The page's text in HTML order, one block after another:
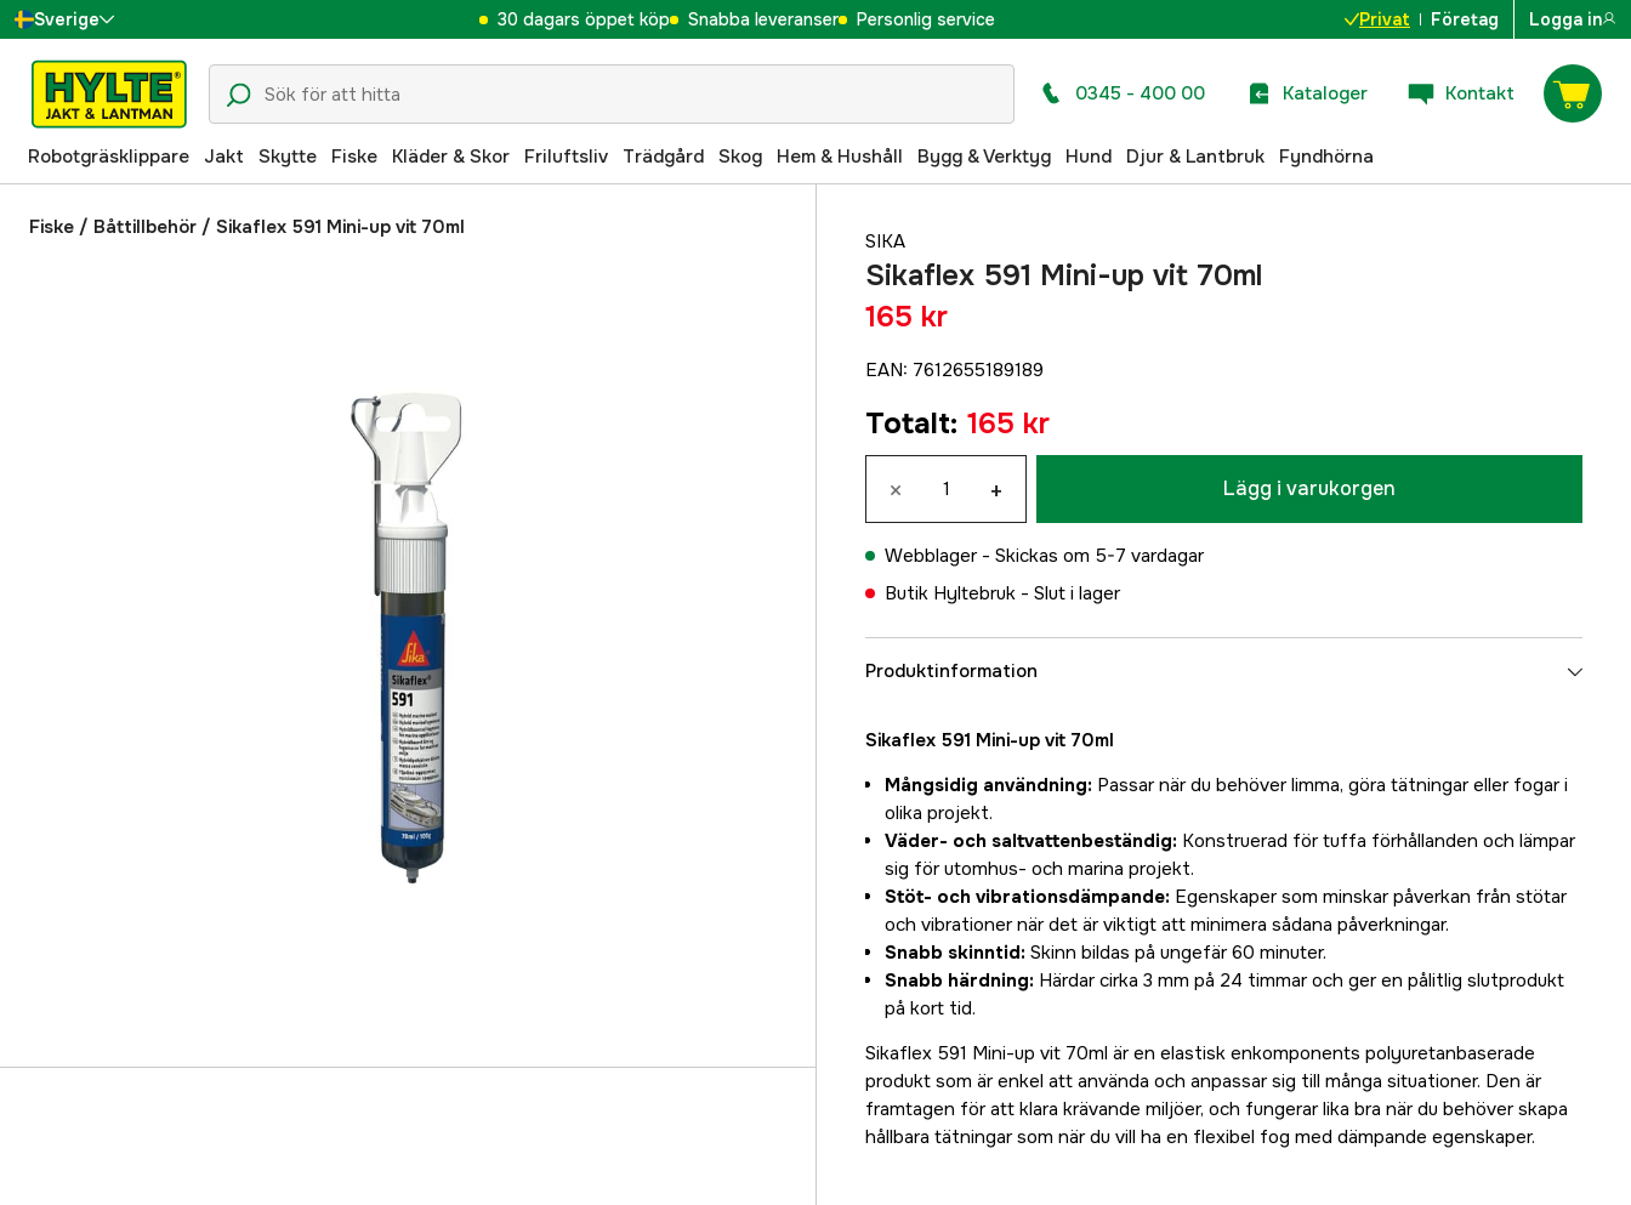
Sverige
Danmark
Suomi
Norge
Deutschland
30 dagars öppet köp Snabba leveranser Personlig service Privat Företag Logga in
0345 - 400 00 Kataloger Kontakt
Robotgräsklippare Jakt Skytte Fiske Kläder & Skor Friluftsliv Trädgård Skog Hem & Hushåll Bygg & Verktyg Hund Djur & Lantbruk Fyndhörna
Fiske / Båttillbehör / Sikaflex 591 Mini-up vit 70ml
SIKA
Sikaflex 591 Mini-up vit 70ml
165 kr
EAN: 7612655189189
Totalt: 165 kr
× + Lägg i varukorgen
Webblager - Skickas om 5-7 vardagar
Butik Hyltebruk - Slut i lager
Produktinformation
Sikaflex 591 Mini-up vit 70ml
Mångsidig användning: Passar när du behöver limma, göra tätningar eller fogar i
olika projekt.
Väder- och saltvattenbeständig: Konstruerad för tuffa förhållanden och lämpar
sig för utomhus- och marina projekt.
Stöt- och vibrationsdämpande: Egenskaper som minskar påverkan från stötar
och vibrationer när det är viktigt att minimera sådana påverkningar.
Snabb skinntid: Skinn bildas på ungefär 60 minuter.
Snabb härdning: Härdar cirka 3 mm på 24 timmar och ger en pålitlig slutprodukt
på kort tid.
Sikaflex 591 Mini-up vit 70ml är en elastisk enkomponents polyuretanbaserade
produkt som är enkel att använda och anpassar sig till många situationer. Den är
framtagen för att klara krävande miljöer, och fungerar lika bra när du behöver skapa
hållbara tätningar som när du vill ha en flexibel fog med dämpande egenskaper.